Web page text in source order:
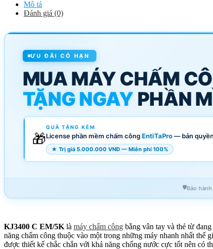
Mô tả
Đánh giá (0)
ƯU ĐÃI CÓ HẠN
MUA MÁY CHẤM
TẶNG NGAYPHẦN
🎁
QUÀ TẶNG KÈM
License phần mềm chấm côngEntiTaPro— bản
★ Trị giá 5.000.000 VNĐ — Miễn phí 100%
🛡️Bảo
KJ3400 C EM/5K là máy chấm công bằng vân tay và thẻ từ
năng chấm công thuộc vào một trong những máy nhanh nhất
được thiết kế chắc chắn với khả năng chống nước cực tốt nên có